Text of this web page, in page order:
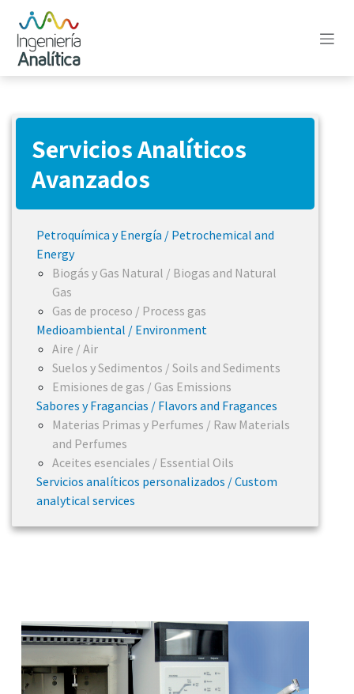
Ir al contenido
Servicios Analíticos
Avanzados
Petroquímica y Energía / Petrochemical and
Energy
Biogás y Gas Natural / Biogas and Natural
Gas
Gas de proceso / Process gas
Medioambiental / Environment
Aire / Air
Suelos y Sedimentos / Soils and Sediments
Emisiones de gas / Gas Emissions
Sabores y Fragancias / Flavors and Fragances
Materias Primas y Perfumes / Raw Materials
and Perfumes
Aceites esenciales / Essential Oils
Servicios analíticos personalizados / Custom
analytical services